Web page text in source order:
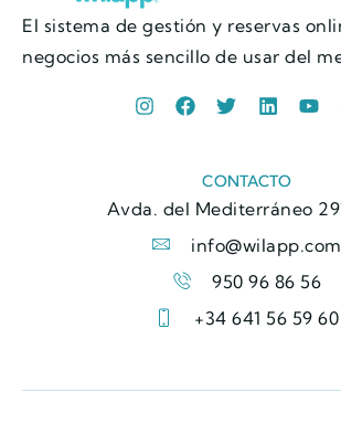
El sistema de gestión y reservas
negocios más sencillo de usar del
CONTACTO
Avda. del Mediterráneo
info@wilapp.com
950 96 86 56
+34 641 56 59 60